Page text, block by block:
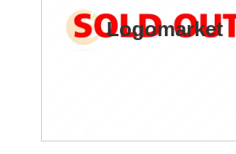
Logomarket